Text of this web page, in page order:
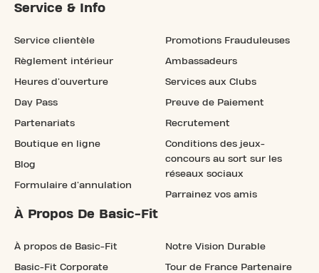
Service & Info
Service clientèle
Règlement intérieur
Heures d'ouverture
Day Pass
Partenariats
Boutique en ligne
Blog
Formulaire d'annulation
Promotions Frauduleuses
Ambassadeurs
Services aux Clubs
Preuve de Paiement
Recrutement
Conditions des jeux-
concours au sort sur les
réseaux sociaux
Parrainez vos amis
À Propos De Basic-Fit
À propos de Basic-Fit
Basic-Fit Corporate
Notre Vision Durable
Tour de France Partenaire